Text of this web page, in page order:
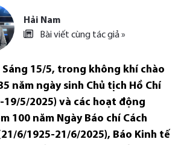
Hải Nam
Bài viết cùng tác giả »
15/5, trong không khí chào
năm ngày sinh Chủ tịch Hồ Chí
19/5/2025) và các hoạt động
100 năm Ngày Báo chí Cách
6/1925-21/6/2025), Báo Kinh tế